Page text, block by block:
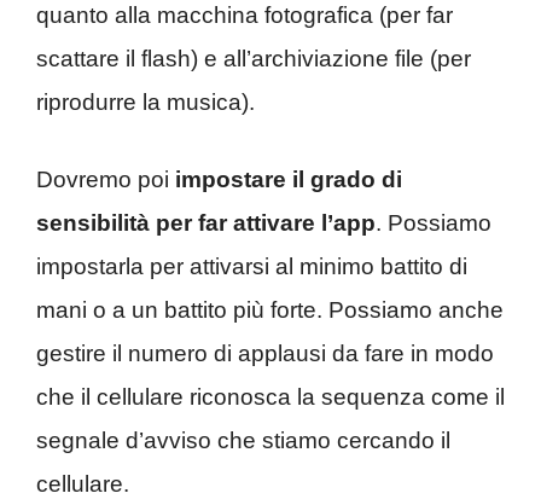
quanto alla macchina fotografica (per far
scattare il flash) e all’archiviazione file (per
riprodurre la musica).
Dovremo poi impostare il grado di
sensibilità per far attivare l’app. Possiamo
impostarla per attivarsi al minimo battito di
mani o a un battito più forte. Possiamo anche
gestire il numero di applausi da fare in modo
che il cellulare riconosca la sequenza come il
segnale d’avviso che stiamo cercando il
cellulare.